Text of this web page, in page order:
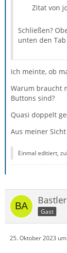
Zitat von
Schließen?
unten den
Ich meinte, ob
Warum braucht
Buttons sind?
Quasi doppelt
Aus meiner
Einmal editiert,
Bastler
Gast
25. Oktober 2023